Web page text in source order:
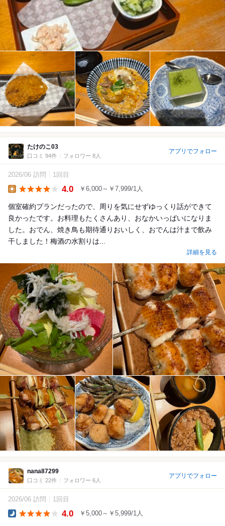
たけのこ03
口コミ 94件 フォロワー 8人
アプリでフォロー
2026/06 訪問 1回目
4.0 ￥6,000～￥7,999/1人
個室確約プランだったので、周りを気にせずゆっくり話ができて
良かったです。お料理もたくさんあり、おなかいっぱいになりま
した。おでん、焼き鳥も期待通りおいしく、おでんは汁まで飲み
干しました！梅酒の水割りは...
詳細を見る
nana87299
口コミ 22件 フォロワー 6人
アプリでフォロー
2026/06 訪問 1回目
4.0 ￥5,000～￥5,999/1人